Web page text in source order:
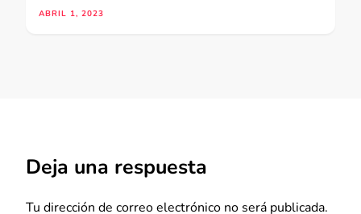
ABRIL 1, 2023
Deja una respuesta
Tu dirección de correo electrónico no será publicada.